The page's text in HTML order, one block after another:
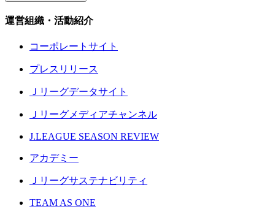
運営組織・活動紹介
コーポレートサイト
プレスリリース
Ｊリーグデータサイト
Ｊリーグメディアチャンネル
J.LEAGUE SEASON REVIEW
アカデミー
Ｊリーグサステナビリティ
TEAM AS ONE